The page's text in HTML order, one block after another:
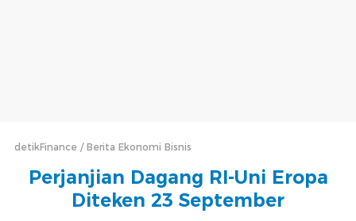
detikFinance Berita Ekonomi Bisnis
Perjanjian Dagang RI-Uni Eropa
Diteken 23 September